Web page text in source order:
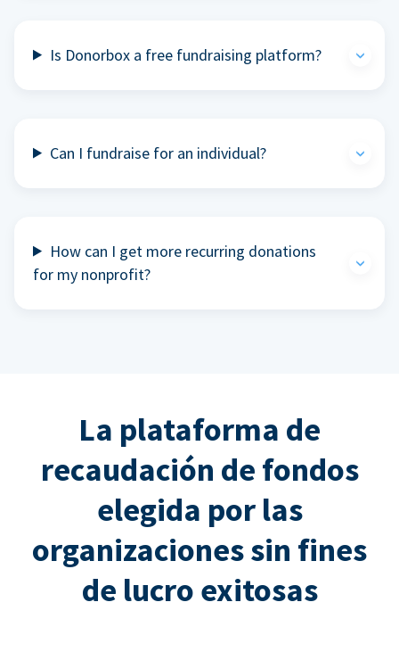
Is Donorbox a free fundraising platform?
Can I fundraise for an individual?
How can I get more recurring donations
for my nonprofit?
La plataforma de
recaudación de fondos
elegida por las
organizaciones sin fines
de lucro exitosas